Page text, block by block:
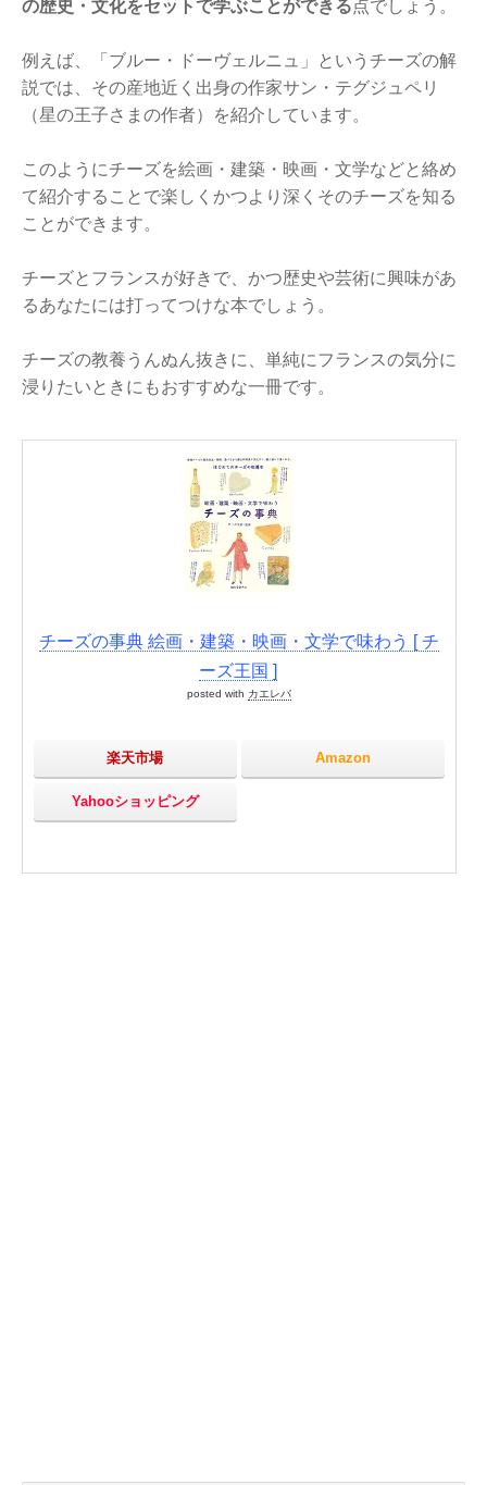
の歴史・文化をセットで学ぶことができる点でしょう。
例えば、「ブルー・ドーヴェルニュ」というチーズの解
説では、その産地近く出身の作家サン・テグジュペリ
（星の王子さまの作者）を紹介しています。
このようにチーズを絵画・建築・映画・文学などと絡め
て紹介することで楽しくかつより深くそのチーズを知る
ことができます。
チーズとフランスが好きで、かつ歴史や芸術に興味があ
るあなたには打ってつけな本でしょう。
チーズの教養うんぬん抜きに、単純にフランスの気分に
浸りたいときにもおすすめな一冊です。
チーズの事典 絵画・建築・映画・文学で味わう [ チ
ーズ王国 ]
posted with カエレバ
楽天市場 Amazon
Yahooショッピング